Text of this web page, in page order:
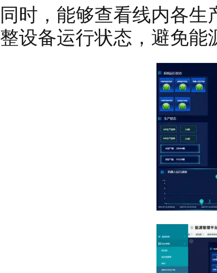
同时，能够查看线内各
整设备运行状态，避免能